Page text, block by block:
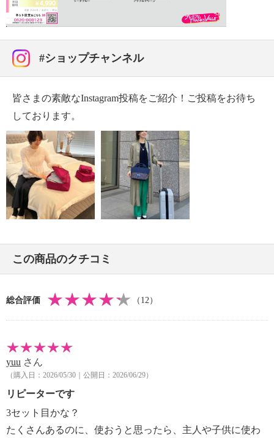
・約１００ｇ
【原産国（地）】
・開口部：ファスナー（ダブル）
・ハンドル：あり（１本） ・メイン室：１室
・ポケット（内側）：オープン１個
【素材】
・外側：ポリエステル
・内側：ポリエステル
・ハンドル：ポリエステル
【サイズ】
・約縦１９ｃｍ×最大横２５ｃｍ×マチ１１．５ｃｍ
・約５５ｇ
・中国製
＜ポーチ（小）＞
・開口部：ファスナー（ダブル）
・ハンドル：あり（１本） ・メイン室：１室
【素材】
・外側：ポリエステル
・内側：ポリエステル
・ハンドル：ポリエステル
Video
#ショップチャンネル
皆さまの素敵なInstagram投稿をご紹介！ご投稿をお待ち
しております。
この商品のクチコミ
総合評価 （12）
yuu さん
（購入日：2026/05/30｜公開日：2026/06/29）
リピーターです
3セット目かな？
たくさんあるのに、使おうと思ったら、主人や子供に使わ